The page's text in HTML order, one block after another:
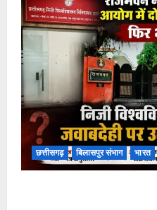
छत्तीसगढ़ बिलासपुर संभाग भारत